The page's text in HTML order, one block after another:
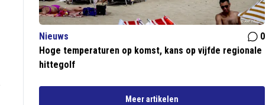
Nieuws
0
Hoge temperaturen op komst, kans op vijfde regionale
hittegolf
Meer artikelen